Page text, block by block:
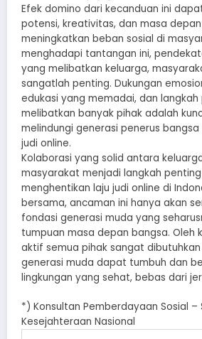
Efek domino dari kecanduan ini
potensi, kreativitas, dan masa
meningkatkan beban sosial di
menghadapi tantangan ini,
yang melibatkan keluarga,
sangatlah penting. Dukungan
edukasi yang memadai, dan
melibatkan banyak pihak adalah
melindungi generasi penerus
judi online.
Kolaborasi yang solid antara
masyarakat menjadi langkah
menghentikan laju judi online di
bersama, ancaman ini hanya akan
fondasi generasi muda yang
tumpuan masa depan bangsa. Oleh
aktif semua pihak sangat
generasi muda dapat tumbuh dan
lingkungan yang sehat, bebas dari
*) Konsultan Pemberdayaan Sosial –
Kesejahteraan Nasional